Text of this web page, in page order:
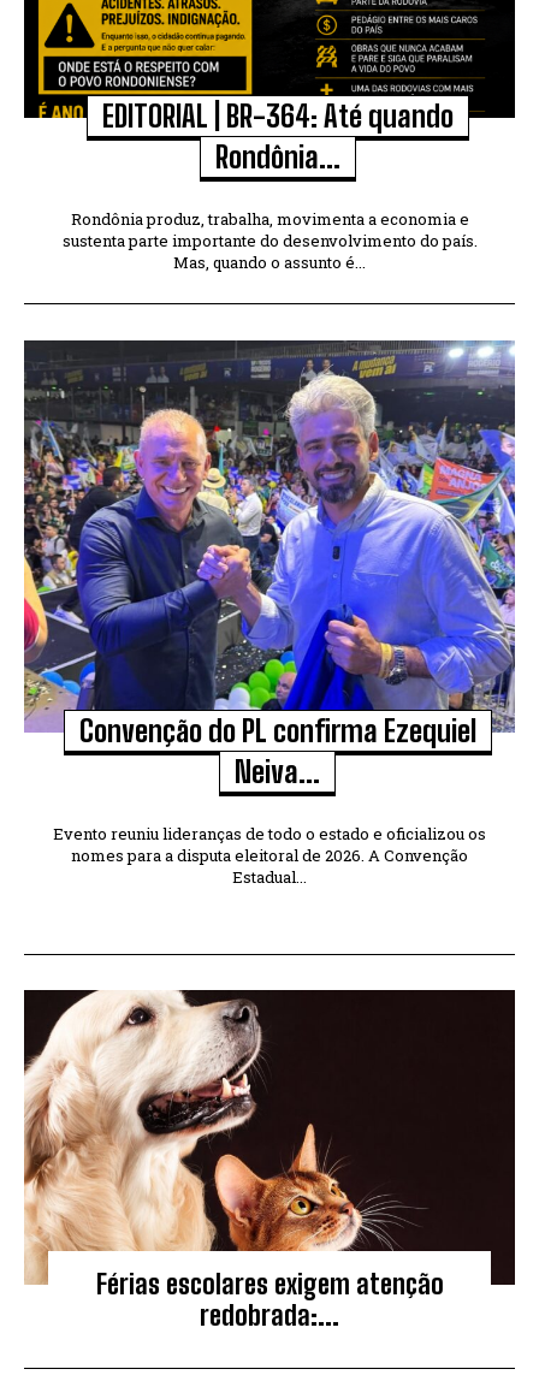
EDITORIAL | BR-364: Até quando
Rondônia...
Rondônia produz, trabalha, movimenta a economia e
sustenta parte importante do desenvolvimento do país.
Mas, quando o assunto é...
Convenção do PL confirma Ezequiel
Neiva...
Evento reuniu lideranças de todo o estado e oficializou os
nomes para a disputa eleitoral de 2026. A Convenção
Estadual...
Férias escolares exigem atenção
redobrada:...